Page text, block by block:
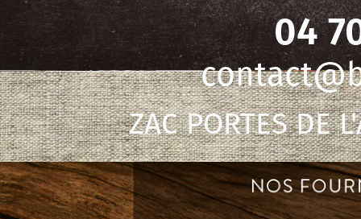
04
ZAC PORTES DE